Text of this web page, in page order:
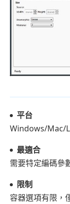
DVD
翻
常
解
答
平台
Windows/Mac/
最適合
需要特定編碼參
限制
容器選項有限，